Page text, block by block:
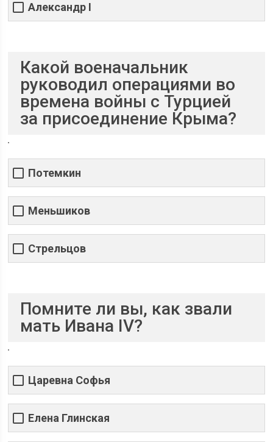
Александр I
Какой военачальник
руководил операциями во
времена войны с Турцией
за присоединение Крыма?
Потемкин
Меньшиков
Стрельцов
Помните ли вы, как звали
мать Ивана IV?
Царевна Софья
Елена Глинская